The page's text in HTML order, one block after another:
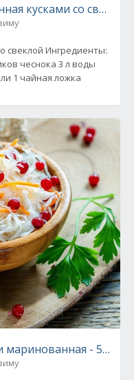
кусками со свеклой
свеклой Ингредиенты:
3/4 стакана сахара 3/4 стакана соли 1 чайная ложка
Капуста